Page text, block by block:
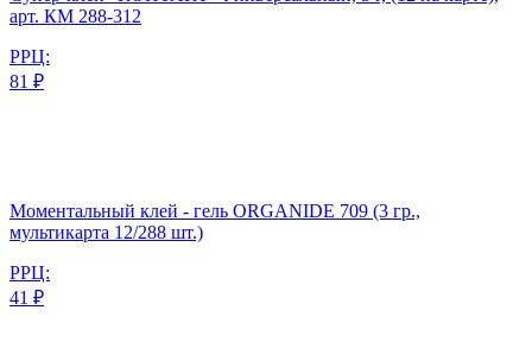
арт. КМ 288-312
РРЦ:
81 ₽
Моментальный клей - гель ORGANIDE 709 (3 гр.,
мультикарта 12/288 шт.)
РРЦ:
41 ₽